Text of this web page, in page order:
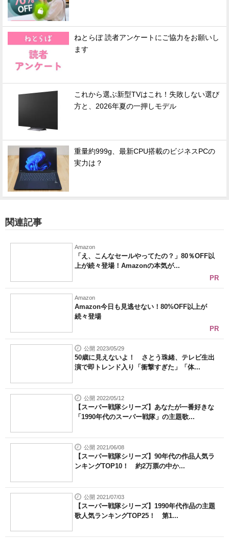
ねとらぼ 読者アンケートにご協力をお願いし
ます
これから選ぶ新型TVはこれ！失敗しない選び
方と、2026年夏の一押しモデル
重量約999g、最新CPU搭載のビジネスPCの
実力は？
関連記事
Amazon
「え、こんなセールやってたの？」80％OFF以
上が続々登場！Amazonの本気が...
PR
Amazon
Amazon今日も見逃せない！80%OFF以上が
続々登場
PR
公開 2023/05/29
50歳に見えないよ！ さとう珠緒、テレビ生出
演で即トレンド入り「衝撃すぎた」「体...
公開 2022/05/12
【スーパー戦隊シリーズ】あなたが一番好きな
「1990年代のスーパー戦隊」の主題歌...
公開 2021/06/08
【スーパー戦隊シリーズ】90年代の作品人気ラ
ンキングTOP10！ 約2万票の中か...
公開 2021/07/03
【スーパー戦隊シリーズ】1990年代作品の主題
歌人気ランキングTOP25！ 第1...